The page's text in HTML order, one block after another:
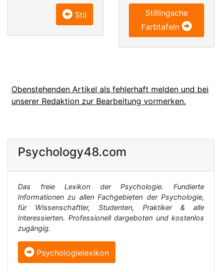
Stil
Stillingsche
Farbtafeln
Obenstehenden Artikel als fehlerhaft melden und bei
unserer Redaktion zur Bearbeitung vormerken.
Psychology48.com
Das freie Lexikon der Psychologie. Fundierte
Informationen zu allen Fachgebieten der Psychologie,
für Wissenschaftler, Studenten, Praktiker & alle
Interessierten. Professionell dargeboten und kostenlos
zugängig.
Psychologielexikon